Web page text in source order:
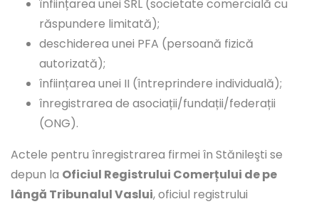
înființarea unei SRL (societate comercială cu
răspundere limitată);
deschiderea unei PFA (persoană fizică
autorizată);
înființarea unei II (întreprindere individuală);
înregistrarea de asociații/fundații/federații
(ONG).
Actele pentru înregistrarea firmei în Stănileşti se
depun la Oficiul Registrului Comerțului de pe
lângă Tribunalul Vaslui, oficiul registrului